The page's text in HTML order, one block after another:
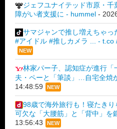
ジェフユナイテッド市原・
障がい者支援に - hummel -
サマジャンで推し増えちゃ
#アイドル #推しカメラ ... - t.co
NEW
林家パー子、認知症が進行
夫・ペーと「筆談」…自宅全焼
14:48:59
NEW
98歳で海外旅行も！寝たき
可欠な「大腰筋」と「背中」を
13:56:43
NEW